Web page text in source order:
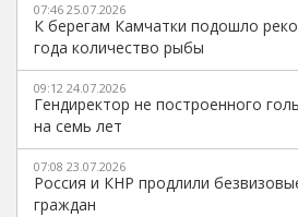
07:46 25.07.2026
К берегам Камчатки подошло
года количество рыбы
09:12 24.07.2026
Гендиректор не построенного
на семь лет
07:08 23.07.2026
Россия и КНР продлили
граждан